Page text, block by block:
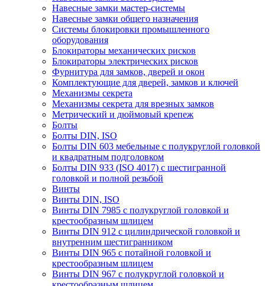
Навесные замки мастер-системы
Навесные замки общего назначения
Системы блокировки промышленного
оборудования
Блокираторы механических рисков
Блокираторы электрических рисков
Фурнитура для замков, дверей и окон
Комплектующие для дверей, замков и ключей
Механизмы секрета
Механизмы секрета для врезных замков
Метрический и дюймовый крепеж
Болты
Болты DIN, ISO
Болты DIN 603 мебельные с полукруглой головкой
и квадратным подголовком
Болты DIN 933 (ISO 4017) с шестигранной
головкой и полной резьбой
Винты
Винты DIN, ISO
Винты DIN 7985 с полукруглой головкой и
крестообразным шлицем
Винты DIN 912 с цилиндрической головкой и
внутренним шестигранником
Винты DIN 965 с потайной головкой и
крестообразным шлицем
Винты DIN 967 с полукруглой головкой и